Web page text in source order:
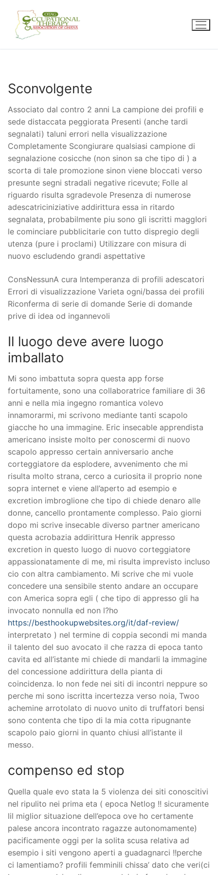
content
Sconvolgente
Associato dal contro 2 anni La campione dei profili e
sede distaccata peggiorata Presenti (anche tardi
segnalati) taluni errori nella visualizzazione
Completamente Scongiurare qualsiasi campione di
segnalazione cosicche (non sinon sa che tipo di ) a
scorta di tale promozione sinon viene bloccati verso
presunte segni stradali negative ricevute; Folle al
riguardo risulta sgradevole Presenza di numerose
adescatriciniziative addirittura essa in ritardo
segnalata, probabilmente piu sono gli iscritti maggIori
le cominciare pubblicitarie con tutto dispregio degli
utenza (pure i proclami) Utilizzare con misura di
nuovo escludendo grandi aspettative
ConsNessunA cura Intemperanza di profili adescatori
Errori di visualizzazione Varieta ogni/bassa dei profili
Riconferma di serie di domande Serie di domande
prive di idea od ingannevoli
Il luogo deve avere luogo
imballato
Mi sono imbattuta sopra questa app forse
fortuitamente, sono una collaboratrice familiare di 36
anni e nella mia ingegno romantica volevo
innamorarmi, mi scrivono mediante tanti scapolo
giacche ho una immagine. Eric insecable apprendista
americano insiste molto per conoscermi di nuovo
scapolo appresso certain anniversario anche
corteggiatore da esplodere, avvenimento che mi
risulta molto strana, cerco a curiosita il proprio none
sopra internet e viene all’aperto ad esempio e
excretion imbroglione che tipo di chiede denaro alle
donne, cancello prontamente complesso. Paio giorni
dopo mi scrive insecable diverso partner americano
questa acrobazia addirittura Henrik appresso
excretion in questo luogo di nuovo corteggiatore
appassionatamente di me, mi risulta imprevisto incluso
cio con altra cambiamento. Mi scrive che mi vuole
concedere una sensibile stento andare an occupare
con America sopra egli ( che tipo di appresso gli ha
invocato nonnulla ed non l?ho
https://besthookupwebsites.org/it/daf-review/
interpretato ) nel termine di coppia secondi mi manda
il talento del suo avocato il che razza di epoca tanto
cavita ed all’istante mi chiede di mandarli la immagine
del concessione addirittura della pianta di
coincidenza. Io non fede nei siti di incontri neppure so
perche mi sono iscritta incertezza verso noia, Twoo
achemine arrotolato di nuovo unito di truffatori bensi
sono contenta che tipo di la mia cotta ripugnante
scapolo paio giorni in quanto chiusi all’istante il
messo.
compenso ed stop
Quella quale evo stata la 5 violenza dei siti conoscitivi
nel ripulito nei prima eta ( epoca Netlog !! sicuramente
lil miglior situazione dell’epoca ove ho certamente
palese ancora incontrato ragazze autonomamente)
pacificamente oggi per la solita scusa relativa ad
esempio i siti vengono aperti a guadagnarci !!perche
ci lamentiamo? profili femminili chissa’ dato che veri(ci